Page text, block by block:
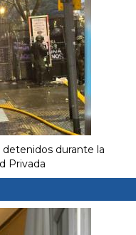
durante la
Privada